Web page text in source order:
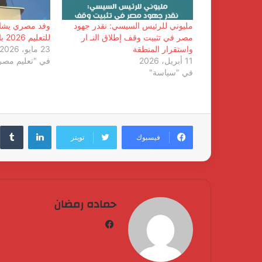
مليوني للرئيس السيسي: نقدر جهود
مصر في تثبيت وقف إطلاق النـ ار
واستقرار المنطقة
11 أبريل، 2026
في "سياسة"
وفد مصري
للتعليم 2026 بالمملكة المتحدة
23 مايو، 2026
في "تعليم
فيسبوك تويتر
لينكدإن
حماده رمضان